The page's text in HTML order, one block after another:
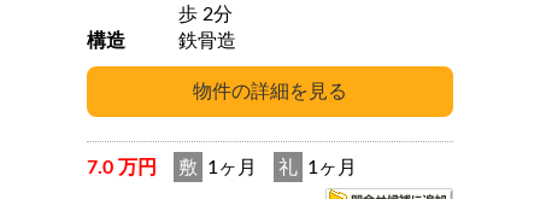
歩 2分
構造
鉄骨造
7.0 万円 敷 1ヶ月 礼 1ヶ月